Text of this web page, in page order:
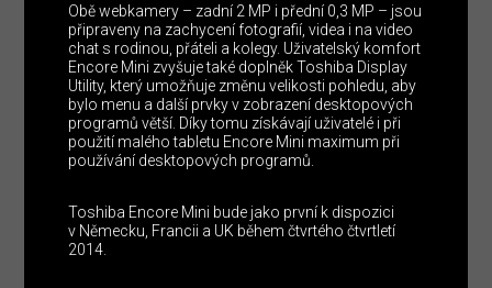
Obě webkamery – zadní 2 MP i přední 0,3 MP – jsou
připraveny na zachycení fotografií, videa i na video
chat s rodinou, přáteli a kolegy. Uživatelský komfort
Encore Mini zvyšuje také doplněk Toshiba Display
Utility, který umožňuje změnu velikosti pohledu, aby
bylo menu a další prvky v zobrazení desktopových
programů větší. Díky tomu získávají uživatelé i při
použití malého tabletu Encore Mini maximum při
používání desktopových programů.
Toshiba Encore Mini bude jako první k dispozici
v Německu, Francii a UK během čtvrtého čtvrtletí
2014.